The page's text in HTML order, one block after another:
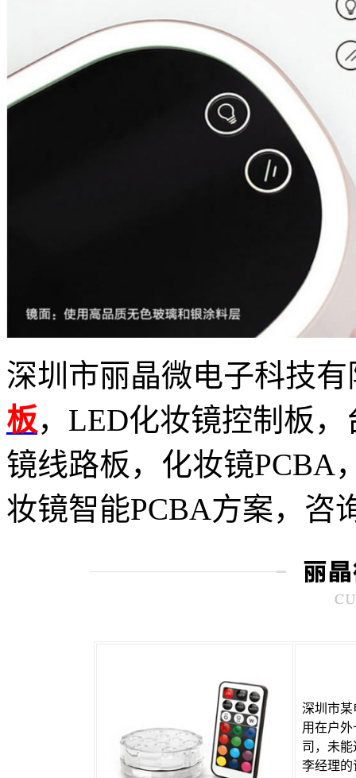
深圳市丽晶微电子科技
板，LED化妆镜控制板
镜线路板，化妆镜PCBA
妆镜智能PCBA方案，咨
深圳市某
用在户
司，未
李经理的